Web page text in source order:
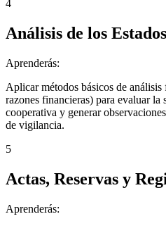
4
Análisis de los
Aprenderás:
Aplicar métodos básicos de
razones financieras) para evaluar la
cooperativa y generar
de vigilancia.
5
Actas, Reservas y
Aprenderás: